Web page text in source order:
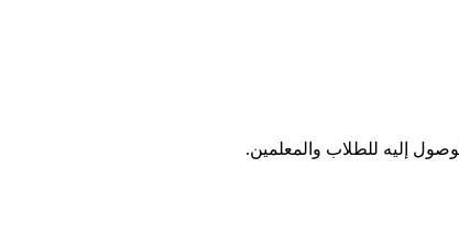
إليه للطلاب والمعلمين.